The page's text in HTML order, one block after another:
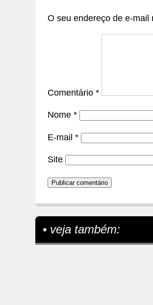
O seu endereço de e-mail
Comentário *
Nome *
E-mail *
Site
• veja também: